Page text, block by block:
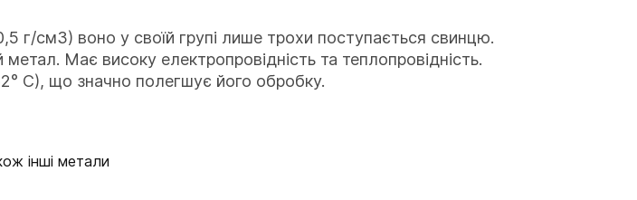
г/см3) воно у своїй групі лише трохи поступається свинцю.
Має високу електропровідність та теплопровідність.
С), що значно полегшує його обробку.
інші метали